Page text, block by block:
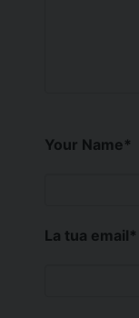
Your Name*
La tua email*